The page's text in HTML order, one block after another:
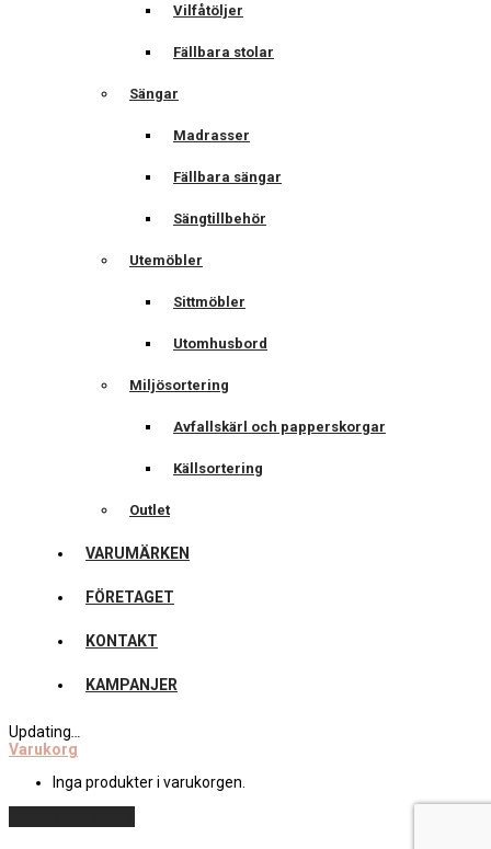
Vilfåtöljer
Fällbara stolar
Sängar
Madrasser
Fällbara sängar
Sängtillbehör
Utemöbler
Sittmöbler
Utomhusbord
Miljösortering
Avfallskärl och papperskorgar
Källsortering
Outlet
VARUMÄRKEN
FÖRETAGET
KONTAKT
KAMPANJER
Updating
Varukorg
Inga produkter i varukorgen.